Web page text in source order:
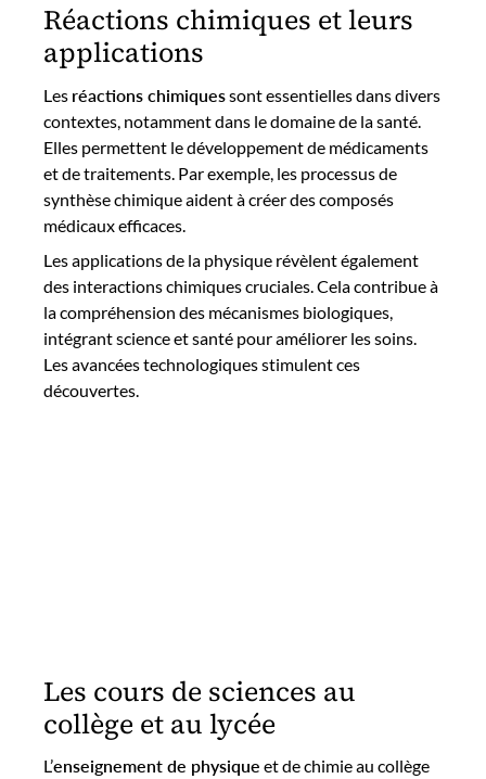
Réactions chimiques et leurs
applications
Les réactions chimiquessont essentielles dans divers
contextes, notamment dans le domaine de la santé.
Elles permettent le développement de médicaments
et de traitements. Par exemple, les processus de
synthèse chimique aident à créer des composés
médicaux efficaces.
Les applications de la physique révèlent également
des interactions chimiques cruciales. Cela contribue à
la compréhension des mécanismes biologiques,
intégrant science et santé pour améliorer les soins.
Les avancées technologiques stimulent ces
découvertes.
Les cours de sciences au
collège et au lycée
L’enseignement de physique et de chimie au collège